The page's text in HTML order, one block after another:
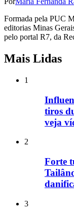
Formada pela PUC
editorias Minas
pelo portal R7, da
Mais Lidas
1
tiros
veja
2
Forte
3